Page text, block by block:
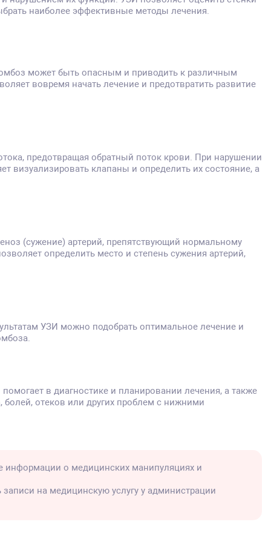
наиболее эффективные методы лечения.
может быть опасным и приводить к различным
вовремя начать лечение и предотвратить развитие
предотвращая обратный поток крови. При нарушении
клапаны и определить их состояние, а
(сужение) артерий, препятствующий нормальному
определить место и степень сужения артерий,
УЗИ можно подобрать оптимальное лечение и
в диагностике и планировании лечения, а также
отеков или других проблем с нижними
о медицинских манипуляциях и
на медицинскую услугу у администрации